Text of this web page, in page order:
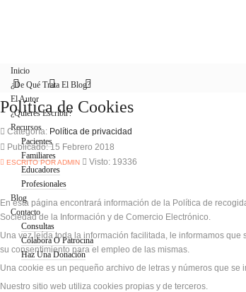
Inicio
¿De Qué Trata El Blog?
El Autor
¿Quieres Escribir?
Recursos
Pacientes
Familiares
Educadores
Profesionales
Blog
Contacto
Consultas
Colabora O Patrocina
Haz Una Donación
Política de Cookies
Categoría: Política de privacidad
Publicado: 15 Febrero 2018
ESCRITO POR ADMIN Visto: 19336
En esta página encontrará información de la Política de
Sociedad de la Información y de Comercio Electrónico.
Una vez leída toda la información facilitada, le informamos
su consentimiento para el empleo de las mismas.
Una cookie es un pequeño archivo de letras y números que se
Nuestro sitio web utiliza cookies propias y de terceros.